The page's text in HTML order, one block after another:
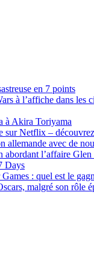
en 7 points
à l’affiche dans les
à Akira Toriyama
Netflix –
allemande avec de
l’affaire
Days
: quel est le
malgré son rôle